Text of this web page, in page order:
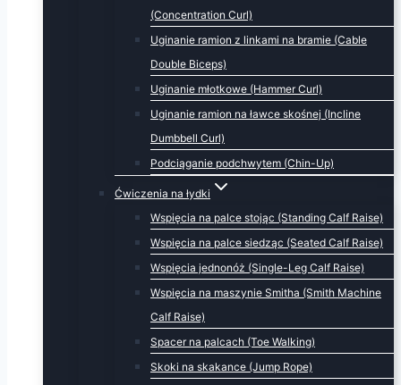
(Concentration Curl)
Uginanie ramion z linkami na bramie (Cable
Double Biceps)
Uginanie młotkowe (Hammer Curl)
Uginanie ramion na ławce skośnej (Incline
Dumbbell Curl)
Podciąganie podchwytem (Chin-Up)
Ćwiczenia na łydki
Wspięcia na palce stojąc (Standing Calf Raise)
Wspięcia na palce siedząc (Seated Calf Raise)
Wspięcia jednonóż (Single-Leg Calf Raise)
Wspięcia na maszynie Smitha (Smith Machine
Calf Raise)
Spacer na palcach (Toe Walking)
Skoki na skakance (Jump Rope)